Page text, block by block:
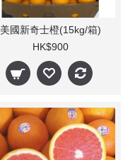
美國新奇士橙(15kg/箱)
HK$900